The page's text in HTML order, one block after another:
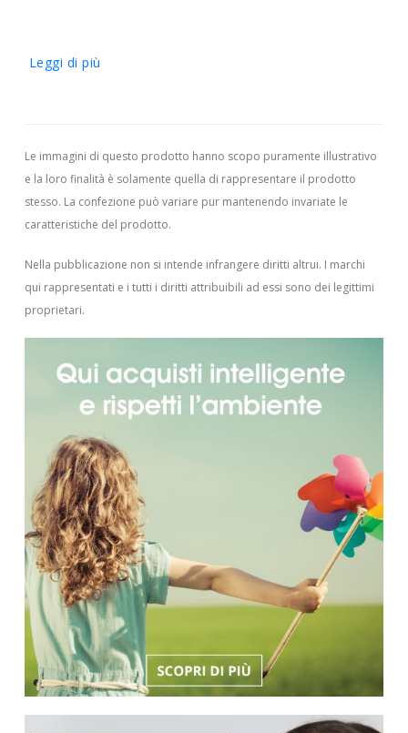
Leggi di più
Le immagini di questo prodotto hanno scopo puramente illustrativo
e la loro finalità è solamente quella di rappresentare il prodotto
stesso. La confezione può variare pur mantenendo invariate le
caratteristiche del prodotto.
Nella pubblicazione non si intende infrangere diritti altrui. I marchi
qui rappresentati e i tutti i diritti attribuibili ad essi sono dei legittimi
proprietari.